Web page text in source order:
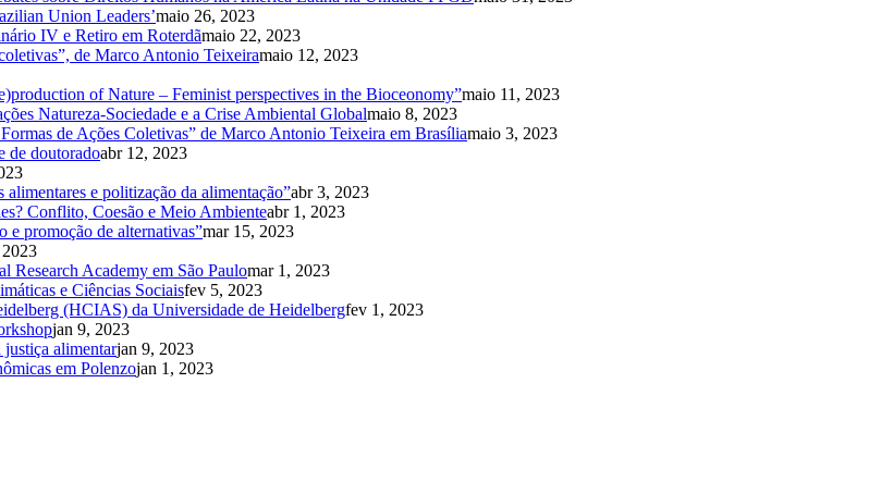
Union Leaders’maio 26, 2023
IV e Retiro em Roterdãmaio 22, 2023
de Marco Antonio Teixeiramaio 12, 2023
of Nature – Feminist perspectives in the Bioceonomy”maio 11, 2023
Natureza-Sociedade e a Crise Ambiental Globalmaio 8, 2023
de Ações Coletivas” de Marco Antonio Teixeira em Brasíliamaio 3, 2023
de doutoradoabr 12, 2023
e politização da alimentação”abr 3, 2023
Conflito, Coesão e Meio Ambienteabr 1, 2023
e promoção de alternativas”mar 15, 2023
Research Academy em São Paulomar 1, 2023
e Ciências Sociaisfev 5, 2023
(HCIAS) da Universidade de Heidelbergfev 1, 2023
jan 9, 2023
justiça alimentarjan 9, 2023
em Polenzojan 1, 2023